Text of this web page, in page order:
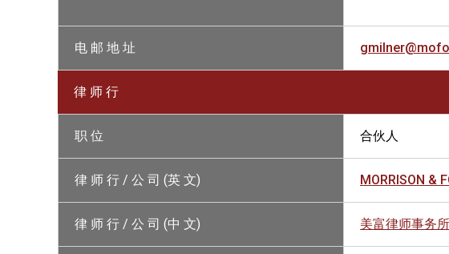
电 邮 地 址
律 师 行
职 位 合伙人
律 师 行 / 公 司 (英 文) MORRISON &
律 师 行 / 公 司 (中 文) 美富律师事务所